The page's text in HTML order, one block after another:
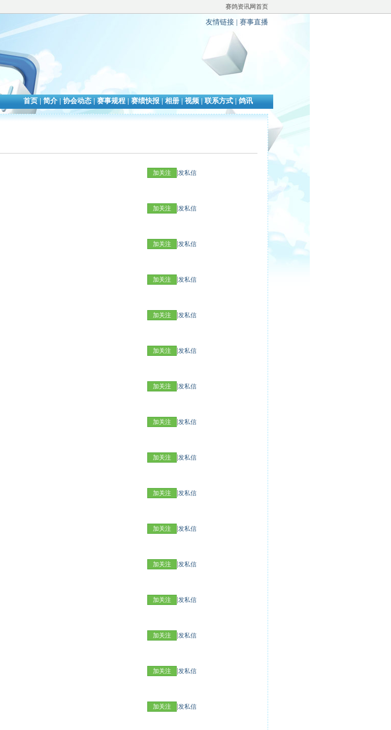
赛鸽资讯网首页
友情链接 赛事直播
首页|简介|协会动态|赛事规程|赛绩快报|相册|视频|联系方式|鸽讯
加关注 发私信
加关注 发私信
加关注 发私信
加关注 发私信
加关注 发私信
加关注 发私信
加关注 发私信
加关注 发私信
加关注 发私信
加关注 发私信
加关注 发私信
加关注 发私信
加关注 发私信
加关注 发私信
加关注 发私信
加关注 发私信